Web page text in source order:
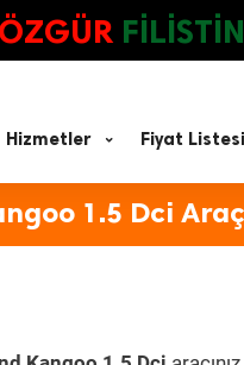
ÖZGÜR FİLİSTİN
Hizmetler Fiyat Listesi
1.5 Dci Araç